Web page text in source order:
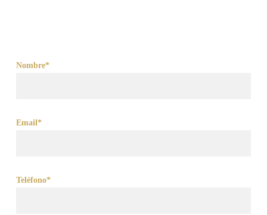
Nombre*
Email*
Teléfono*